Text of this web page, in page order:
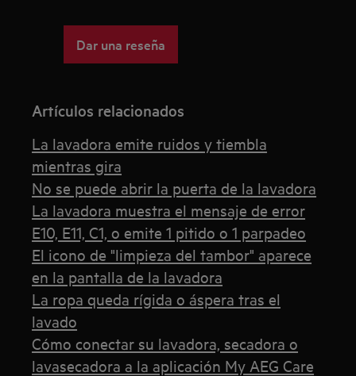
Dar una reseña
Artículos relacionados
La lavadora emite ruidos y tiembla
mientras gira
No se puede abrir la puerta de la lavadora
La lavadora muestra el mensaje de error
E10, E11, C1, o emite 1 pitido o 1 parpadeo
El icono de "limpieza del tambor" aparece
en la pantalla de la lavadora
La ropa queda rígida o áspera tras el
lavado
Cómo conectar su lavadora, secadora o
lavasecadora a la aplicación My AEG Care